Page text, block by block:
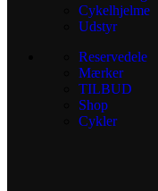
Cykelhjelme
Udstyr
Reservedele
Mærker
TILBUD
Shop
Cykler